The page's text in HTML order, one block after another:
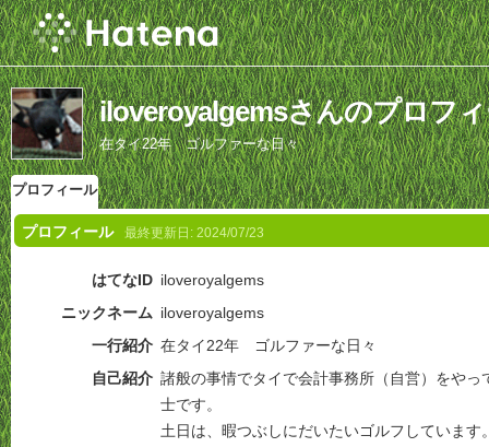
iloveroyalgemsさんのプロフ
在タイ22年 ゴルファーな日々
プロフィール
プロフィール 最終更新日: 2024/07/23
はてなID iloveroyalgems
ニックネーム iloveroyalgems
一行紹介 在タイ22年 ゴルファーな日々
自己紹介 諸般の事情でタイで会計事務所（自営）をや
士です。
土日は、暇つぶしにだいたいゴルフしています